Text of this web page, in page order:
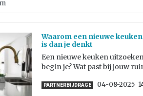
Waarom een nieuwe
is dan je denkt
Een nieuwe keuken
begin je? Wat past bij jouw
PARTNERBIJDRAGE 04-08-2025